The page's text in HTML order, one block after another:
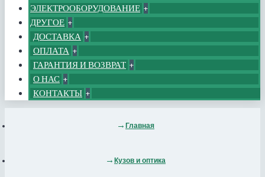
ЭЛЕКТРООБОРУДОВАНИЕ +
ДРУГОЕ +
ДОСТАВКА +
ОПЛАТА +
ГАРАНТИЯ И ВОЗВРАТ +
О НАС +
КОНТАКТЫ +
Главная
Кузов и оптика